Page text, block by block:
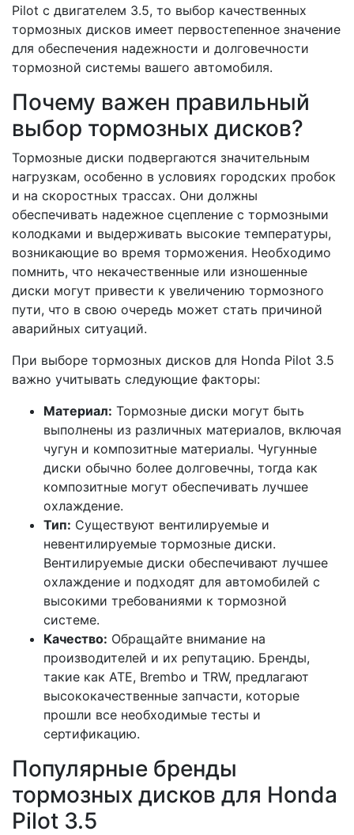
Pilot с двигателем 3.5, то выбор качественных
тормозных дисков имеет первостепенное значение
для обеспечения надежности и долговечности
тормозной системы вашего автомобиля.
Почему важен правильный
выбор тормозных дисков?
Тормозные диски подвергаются значительным
нагрузкам, особенно в условиях городских пробок
и на скоростных трассах. Они должны
обеспечивать надежное сцепление с тормозными
колодками и выдерживать высокие температуры,
возникающие во время торможения. Необходимо
помнить, что некачественные или изношенные
диски могут привести к увеличению тормозного
пути, что в свою очередь может стать причиной
аварийных ситуаций.
При выборе тормозных дисков для Honda Pilot 3.5
важно учитывать следующие факторы:
Материал: Тормозные диски могут быть
выполнены из различных материалов, включая
чугун и композитные материалы. Чугунные
диски обычно более долговечны, тогда как
композитные могут обеспечивать лучшее
охлаждение.
Тип: Существуют вентилируемые и
невентилируемые тормозные диски.
Вентилируемые диски обеспечивают лучшее
охлаждение и подходят для автомобилей с
высокими требованиями к тормозной
системе.
Качество: Обращайте внимание на
производителей и их репутацию. Бренды,
такие как ATE, Brembo и TRW, предлагают
высококачественные запчасти, которые
прошли все необходимые тесты и
сертификацию.
Популярные бренды
тормозных дисков для Honda
Pilot 3.5